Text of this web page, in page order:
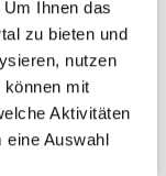
Ihnen das
zu bieten und
nutzen
mit
Aktivitäten
eine Auswahl